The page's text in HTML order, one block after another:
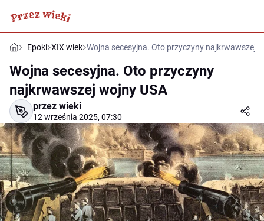
Epoki XIX wiek Wojna secesyjna. Oto przyczyny najkrwawszej
Wojna secesyjna. Oto przyczyny
najkrwawszej wojny USA
przez wieki
12 września 2025, 07:30